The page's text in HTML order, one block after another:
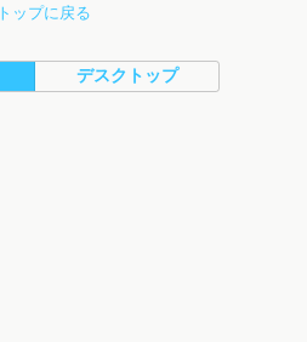
トップに戻る
デスクトップ